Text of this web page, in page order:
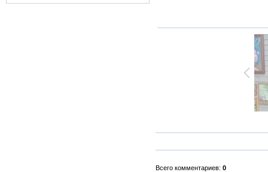
Всего комментариев: 0